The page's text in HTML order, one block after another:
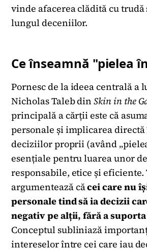
vinde afacerea clădită cu trudă
lungul deceniilor.
Ce înseamnă "pielea
Pornesc de la ideea centrală a
Nicholas Taleb dinSkin in the
principală a cărții este că
personale și implicarea
deciziilor proprii (având
esențiale pentru luarea unor
responsabile, etice și eficiente.
argumentează căcei care nu
personale tind să ia decizii
negativ pe alții, fără a
Conceptul subliniază
intereselor între cei care iau